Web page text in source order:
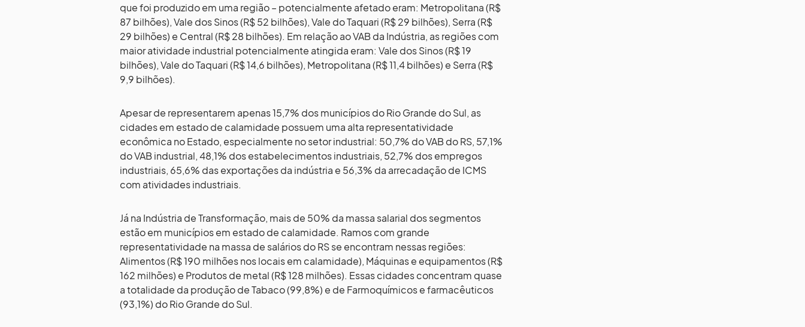
que foi produzido em uma região – potencialmente afetado eram: Metropolitana (R$
87 bilhões), Vale dos Sinos (R$ 52 bilhões), Vale do Taquari (R$ 29 bilhões), Serra (R$
29 bilhões) e Central (R$ 28 bilhões). Em relação ao VAB da Indústria, as regiões com
maior atividade industrial potencialmente atingida eram: Vale dos Sinos (R$ 19
bilhões), Vale do Taquari (R$ 14,6 bilhões), Metropolitana (R$ 11,4 bilhões) e Serra (R$
9,9 bilhões).
Apesar de representarem apenas 15,7% dos municípios do Rio Grande do Sul, as
cidades em estado de calamidade possuem uma alta representatividade
econômica no Estado, especialmente no setor industrial: 50,7% do VAB do RS, 57,1%
do VAB industrial, 48,1% dos estabelecimentos industriais, 52,7% dos empregos
industriais, 65,6% das exportações da indústria e 56,3% da arrecadação de ICMS
com atividades industriais.
Já na Indústria de Transformação, mais de 50% da massa salarial dos segmentos
estão em municípios em estado de calamidade. Ramos com grande
representatividade na massa de salários do RS se encontram nessas regiões:
Alimentos (R$ 190 milhões nos locais em calamidade), Máquinas e equipamentos (R$
162 milhões) e Produtos de metal (R$ 128 milhões). Essas cidades concentram quase
a totalidade da produção de Tabaco (99,8%) e de Farmoquímicos e farmacêuticos
(93,1%) do Rio Grande do Sul.